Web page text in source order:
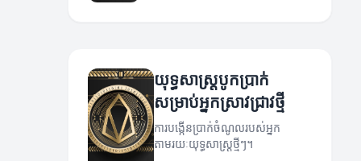
យុទ្ធសាស្ត្របូកប្រាក់
សម្រាប់អ្នកស្រាវជ្រាវថ្មី
ការបង្កើនប្រាក់ចំណូលរបស់អ្នក
តាមរយៈយុទ្ធសាស្រ្តថ្មីៗ។